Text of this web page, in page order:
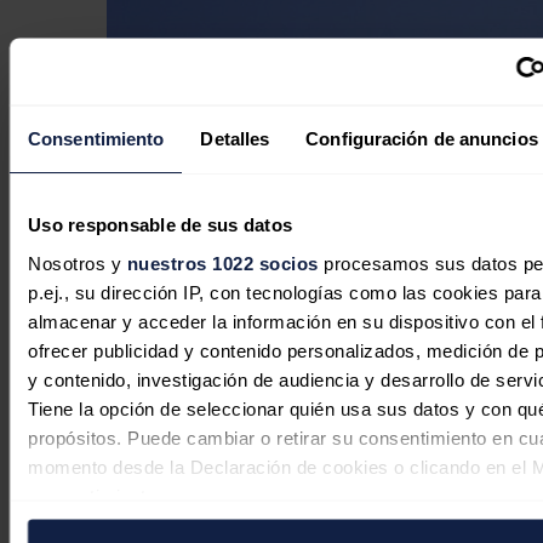
Consentimiento Detalles Configuración de anuncios
Uso responsable de sus datos
Nosotros y nuestros 1022 socios procesamos sus datos
p.ej., su dirección IP, con tecnologías como las cookies para
almacenar y acceder la información en su dispositivo con el
ofrecer publicidad y contenido personalizados, medición de
y contenido, investigación de audiencia y desarrollo de
Tiene la opción de seleccionar quién usa sus datos y con
propósitos. Puede cambiar o retirar su consentimiento en
momento desde la Declaración de cookies o clicando en el
Ecopetrol consigue un acuerdo con 30
comunidades de La Guajira para
Redacción26/11/2025